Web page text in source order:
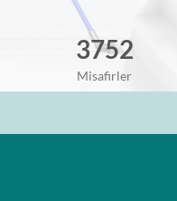
3752
Misafirler